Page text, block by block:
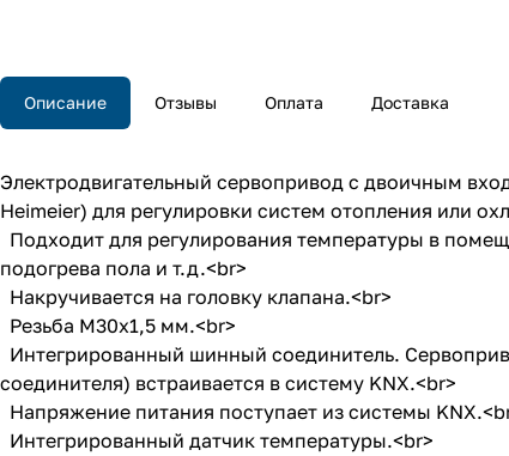
Описание Отзывы Оплата Доставка
Электродвигательный сервопривод с двоичным
Heimeier) для регулировки систем отопления или
Подходит для регулирования температуры в
подогрева пола и т.д.<br>
Накручивается на головку клапана.<br>
Резьба М30х1,5 мм.<br>
Интегрированный шинный соединитель.
соединителя) встраивается в систему KNX.<br>
Напряжение питания поступает из системы
Интегрированный датчик температуры.<br>